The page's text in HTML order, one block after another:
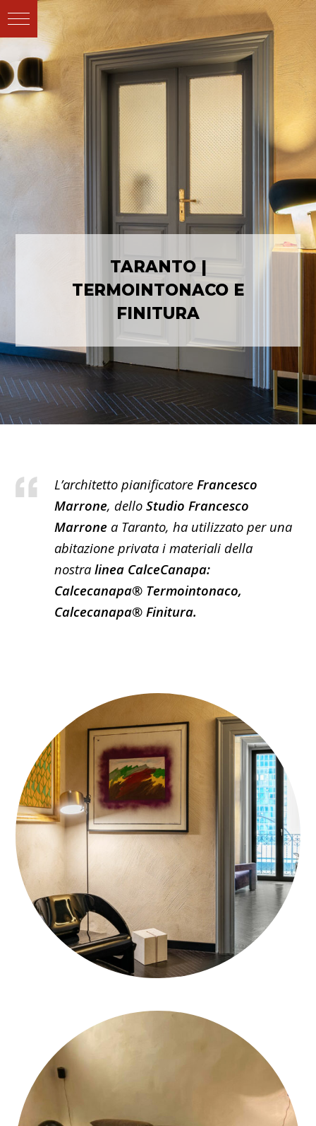
TARANTO |
TERMOINTONACO E
FINITURA
L’architetto pianificatoreFrancesco
Marrone, delloStudio Francesco
Marrone a Taranto, ha utilizzato per una
abitazione privata i materiali della
nostra linea CalceCanapa:
Calcecanapa® Termointonaco,
Calcecanapa® Finitura.